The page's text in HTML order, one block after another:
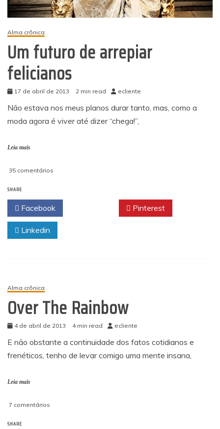
Alma crônica
Um futuro de arrepiar
felicianos
17 de abril de 2013 2 min read ecliente
Não estava nos meus planos durar tanto, mas, como a
moda agora é viver até dizer “chega!”,
Leia mais
35 comentários
de
arrepiar
felicianos
SHARE
Facebook Pinterest
Linkedin
Alma crônica
Over The Rainbow
4 de abril de 2013 4 min read ecliente
E não obstante a continuidade dos fatos cotidianos e
frenéticos, tenho de levar comigo uma mente insana,
Leia mais
7 comentários
SHARE